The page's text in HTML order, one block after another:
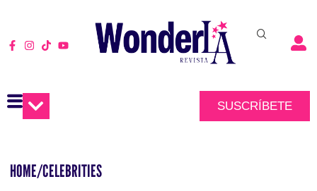
SUSCRÍBETE
HOME/CELEBRITIES